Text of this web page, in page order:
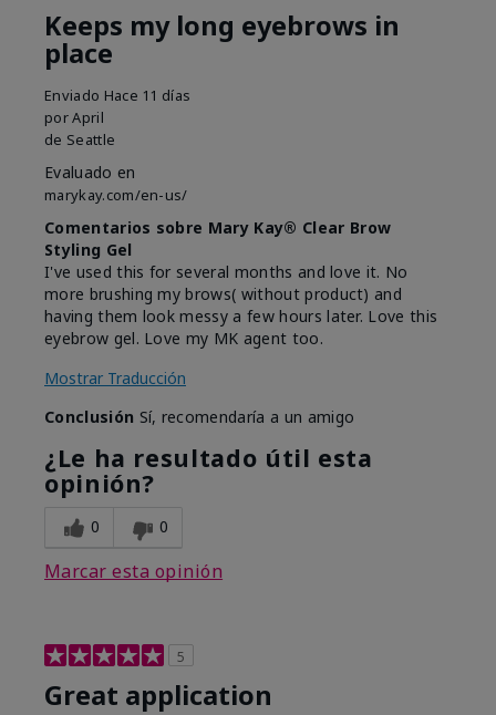
Keeps my long eyebrows in
place
Enviado Hace 11 días
porApril
de Seattle
Evaluado en
marykay.com/en-us/
Comentarios sobre Mary Kay® Clear Brow
Styling Gel
I've used this for several months and love it. No
more brushing my brows( without product) and
having them look messy a few hours later. Love this
eyebrow gel. Love my MK agent too.
Mostrar Traducción
Conclusión Sí, recomendaría a un amigo
¿Le ha resultado útil esta
opinión?
0 0
Marcar esta opinión
5
Great application